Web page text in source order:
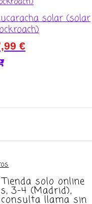
solar (solar
€
solo online
3-4 (Madrid),
llama sin